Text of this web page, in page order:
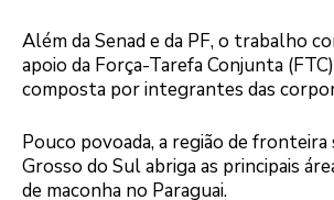
Além da Senad e da PF, o trabalho
apoio da Força-Tarefa Conjunta
composta por integrantes das
Pouco povoada, a região de fronteira
Grosso do Sul abriga as principais
de maconha no Paraguai.